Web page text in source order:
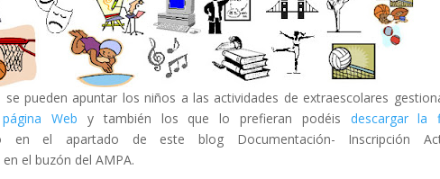
se pueden apuntar los niños a las actividades de extraescolares
Web y también los que lo prefieran podéis descargar la
el apartado de este blog Documentación- Inscripción
el buzón del AMPA.